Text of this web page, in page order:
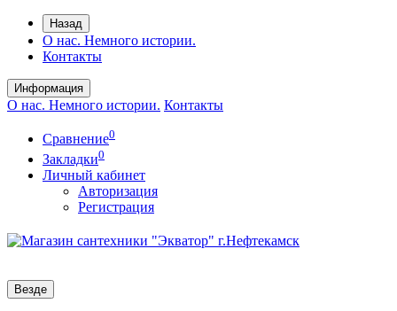
Назад
О нас. Немного истории.
Контакты
Информация
О нас. Немного истории. Контакты
Сравнение0
Закладки0
Личный кабинет
Авторизация
Регистрация
Везде